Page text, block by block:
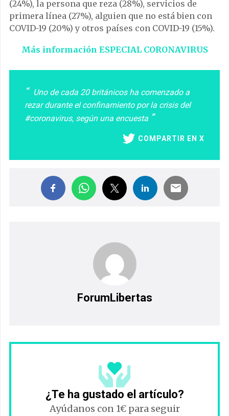
(24%), la persona que reza (28%), servicios de
primera línea (27%), alguien que no está bien con
COVID-19 (20%) y otros países con COVID-19 (15%).
Más información ESPECIAL CORONAVIRUS
Uno de cada 20 británicos ha comenzado a
rezar durante el confinamiento por la crisis del
#coronavirus, según una encuesta
COMPARTIR EN X
ForumLibertas
¿Te ha gustado el artículo?
Ayúdanos con 1€ para seguir